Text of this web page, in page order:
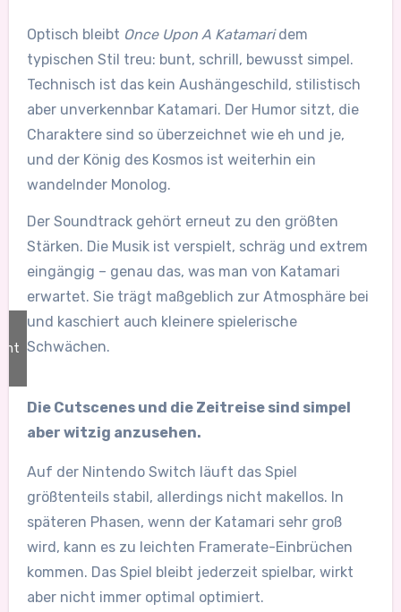
Optisch bleibt Once Upon A Katamaridem
typischen Stil treu: bunt, schrill, bewusst simpel.
Technisch ist das kein Aushängeschild, stilistisch
aber unverkennbar Katamari. Der Humor sitzt, die
Charaktere sind so überzeichnet wie eh und je,
und der König des Kosmos ist weiterhin ein
wandelnder Monolog.
Der Soundtrack gehört erneut zu den größten
Stärken. Die Musik ist verspielt, schräg und extrem
eingängig – genau das, was man von Katamari
erwartet. Sie trägt maßgeblich zur Atmosphäre bei
und kaschiert auch kleinere spielerische
Schwächen.
Die Cutscenes und die Zeitreise sind simpel
aber witzig anzusehen.
Auf der Nintendo Switch läuft das Spiel
größtenteils stabil, allerdings nicht makellos. In
späteren Phasen, wenn der Katamari sehr groß
wird, kann es zu leichten Framerate-Einbrüchen
kommen. Das Spiel bleibt jederzeit spielbar, wirkt
aber nicht immer optimal optimiert.